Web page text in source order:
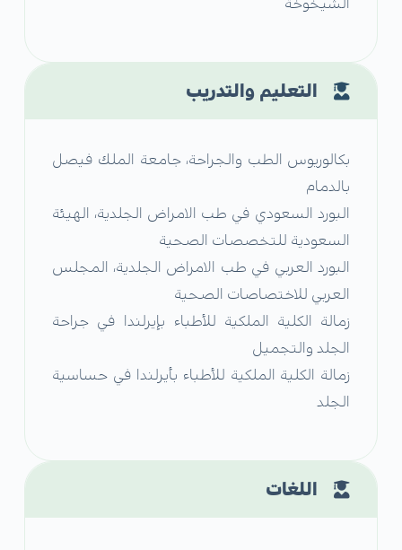
الشيخوخة
التعليم والتدريب
بكالوريوس الطب والجراحة، جامعة الملك فيصل
بالدمام
البورد السعودي في طب الامراض الجلدية، الهيئة
السعودية للتخصصات الصحية
البورد العربي في طب الامراض الجلدية، المجلس
العربي للاختصاصات الصحية
زمالة الكلية الملكية للأطباء بإيرلندا في جراحة
الجلد والتجميل
زمالة الكلية الملكية للأطباء بأيرلندا في حساسية
الجلد
اللغات